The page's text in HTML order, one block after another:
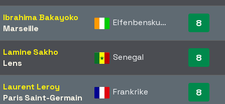
Ibrahima Bakayoko
Marseille
Elfenbenskusten 8
Lamine Sakho
Lens
Senegal 8
Laurent Leroy
Paris Saint-Germain
Frankrike 8